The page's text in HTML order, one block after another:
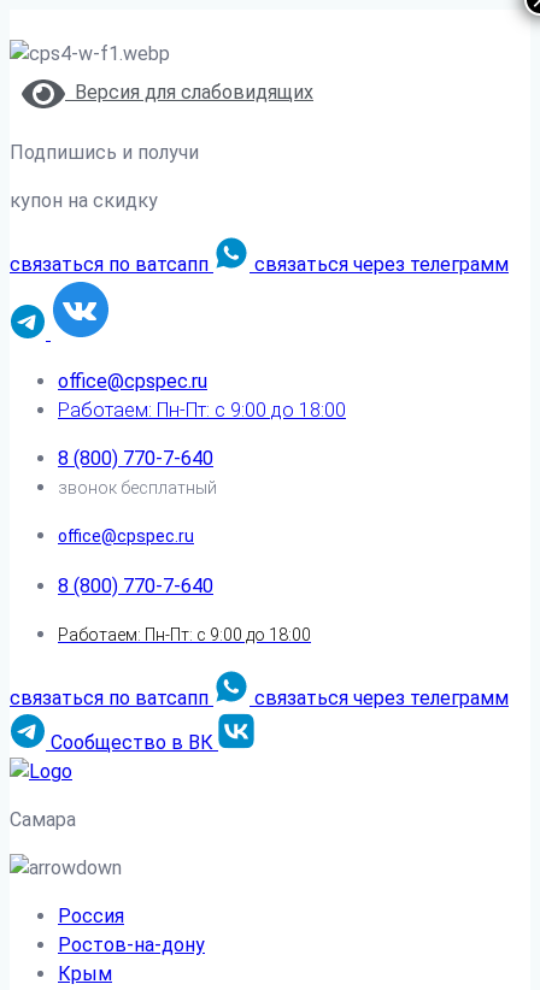
Версия для слабовидящих
Подпишись и получи
купон на скидку
связаться по ватсапп связаться через телеграмм
office@cpspec.ru
Работаем: Пн-Пт: с 9:00 до 18:00
8 (800) 770-7-640
звонок бесплатный
office@cpspec.ru
8 (800) 770-7-640
Работаем: Пн-Пт: с 9:00 до 18:00
связаться по ватсапп
связаться через телеграмм
Сообщество в ВК
Самара
Россия
Ростов-на-дону
Крым